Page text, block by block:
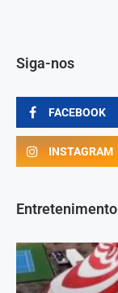
Siga-nos
FACEBOOK
INSTAGRAM
Entretenimento